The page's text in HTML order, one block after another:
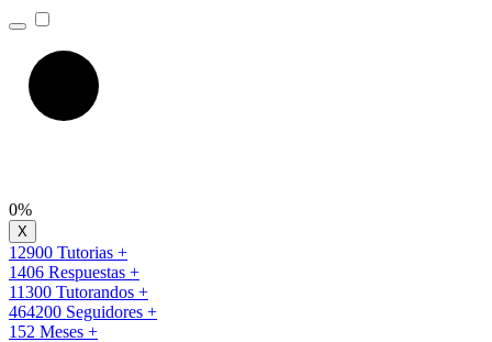
0%
12900 Tutorias +
1406 Respuestas +
11300 Tutorandos +
464200 Seguidores +
152 Meses +